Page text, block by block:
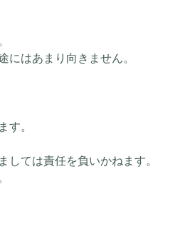
にはあまり向きません。
す。
しては責任を負いかねます。